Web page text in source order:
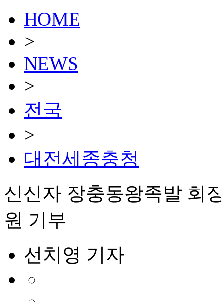
HOME
>
NEWS
>
전국
>
대전세종충청
신신자 장충동왕족발 회
원 기부
선치영 기자